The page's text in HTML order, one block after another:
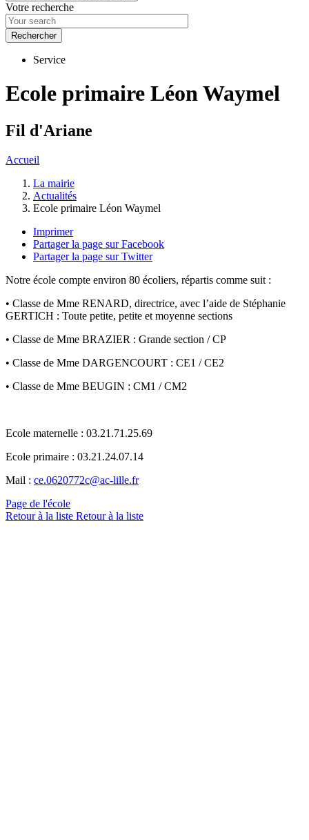
Votre recherche
Service
Ecole primaire Léon Waymel
Fil d'Ariane
Accueil
La mairie
Actualités
Ecole primaire Léon Waymel
Imprimer
Partager la page sur Facebook
Partager la page sur Twitter
Notre école compte environ 80 écoliers, répartis comme suit :
• Classe de Mme RENARD, directrice, avec l’aide de Stéphanie
GERTICH : Toute petite, petite et moyenne sections
• Classe de Mme BRAZIER : Grande section / CP
• Classe de Mme DARGENCOURT : CE1 / CE2
• Classe de Mme BEUGIN : CM1 / CM2
Ecole maternelle : 03.21.71.25.69
Ecole primaire : 03.21.24.07.14
Mail : ce.0620772c@ac-lille.fr
Page de l'école
Retour à la liste Retour à la liste